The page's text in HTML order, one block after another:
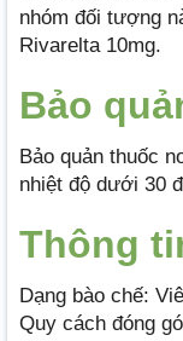
nhóm đối tượng
Rivarelta 10mg.
Bảo
Bảo quản thuốc
nhiệt độ dưới 30
Thông
Dạng bào chế:
Quy cách đóng